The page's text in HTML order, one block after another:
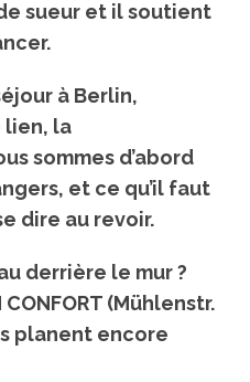
sueur et il soutient
à Berlin,
lien, la
sommes d’abord
et ce qu’il faut
dire au revoir.
derrière le mur ?
(Mühlenstr.
planent encore